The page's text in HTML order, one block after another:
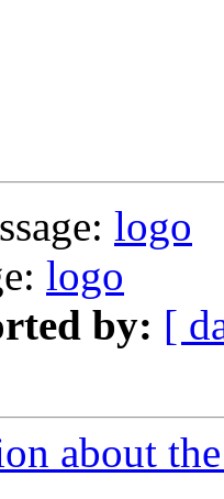
logo
logo
by: [
about